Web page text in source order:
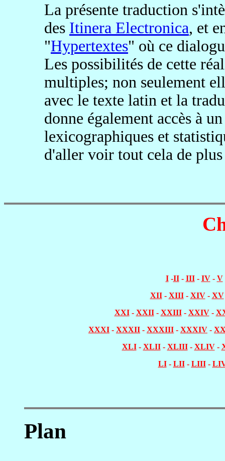
La présente traduction
des Itinera Electronica, et
"Hypertextes" où ce
Les possibilités de cette
multiples; non seulement
avec le texte latin et la
donne également accès à
lexicographiques et
d'aller voir tout cela de plus
I-II- III- IV- V
XII- XIII- XIV- XV
XXI- XXII- XXIII- XXIV-
XXXI - XXXII - XXXIII - XXXIV -
XLI- XLII- XLIII- XLIV-
LI- LII- LIII-
Plan